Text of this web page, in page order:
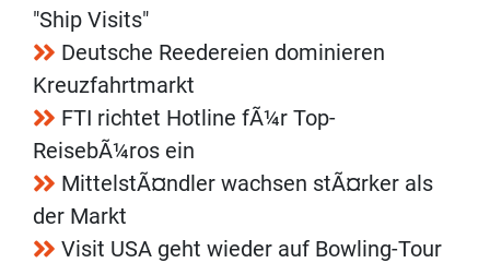
"Ship Visits"
Deutsche Reedereien dominieren
Kreuzfahrtmarkt
FTI richtet Hotline fÃ¼r Top-
ReisebÃ¼ros ein
MittelstÃ¤ndler wachsen stÃ¤rker als
der Markt
Visit USA geht wieder auf Bowling-Tour